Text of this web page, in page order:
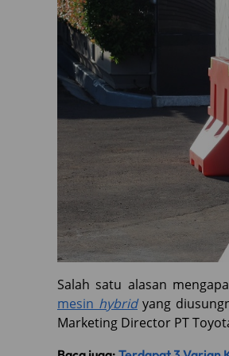
Salah satu alasan
mesin hybrid yang
Marketing Director PT